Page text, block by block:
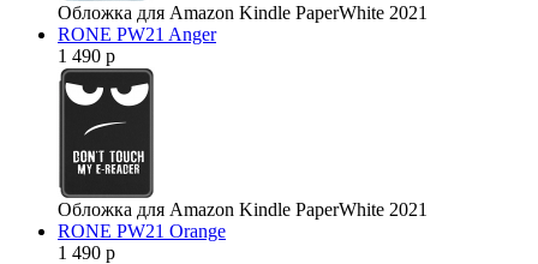
Обложка для Amazon Kindle PaperWhite 2021
RONE PW21 Anger
1 490 р
Обложка для Amazon Kindle PaperWhite 2021
RONE PW21 Orange
1 490 р